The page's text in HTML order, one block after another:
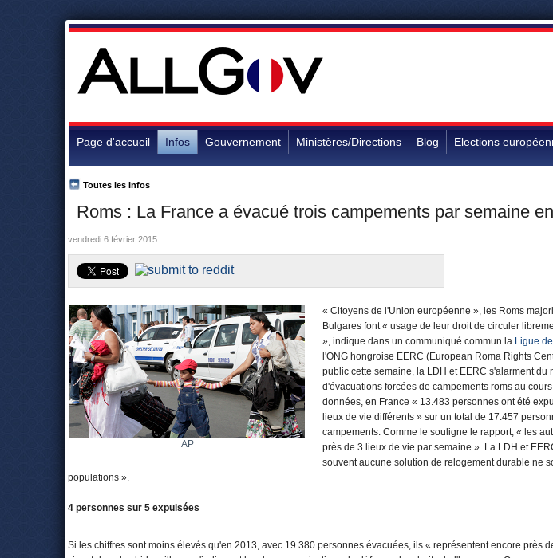
Page d'accueil Infos Gouvernement Ministères/Directions Blog Elections
Roms : La France a évacué trois campements par semaine
Toutes les Infos
vendredi 6 février 2015
AP
« Citoyens de l'Union européenne », les Roms
Bulgares font « usage de leur droit de circuler
», indique dans un communiqué commun la Ligue
l'ONG hongroise EERC (European Roma Rights
public cette semaine, la LDH et EERC s'alarment du
d'évacuations forcées de campements roms au
données, en France « 13.483 personnes ont été
lieux de vie différents » sur un total de 17.457
campements. Comme le souligne le rapport, « les
près de 3 lieux de vie par semaine ». La LDH et
souvent aucune solution de relogement durable ne
populations ».
4 personnes sur 5 expulsées
Si les chiffres sont moins élevés qu'en 2013, avec 19.380 personnes évacuées, ils « représentent encore près